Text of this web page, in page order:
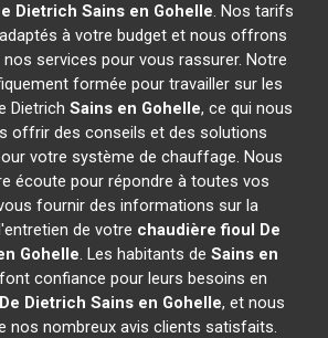
Dietrich Sains en Gohelle. Nos tarifs
à votre budget et nous offrons
services pour vous rassurer. Notre
formée pour travailler sur les
Dietrich Sains en Gohelle, ce qui nous
offrir des conseils et des solutions
votre système de chauffage. Nous
écoute pour répondre à toutes vos
fournir des informations sur la
de votre chaudière fioul De
Gohelle. Les habitants deSains en
confiance pour leurs besoins en
Dietrich Sains en Gohelle, et nous
nos nombreux avis clients satisfaits.